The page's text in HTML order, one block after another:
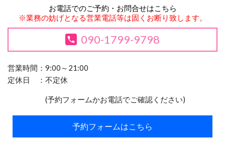
お電話でのご予約・お問合せはこちら
※業務の妨げとなる営業電話等は固くお断り致します。
090-1799-9798
営業時間：9:00～21:00
定休日 ：不定休
(予約フォームかお電話でご確認ください)
予約フォームはこちら